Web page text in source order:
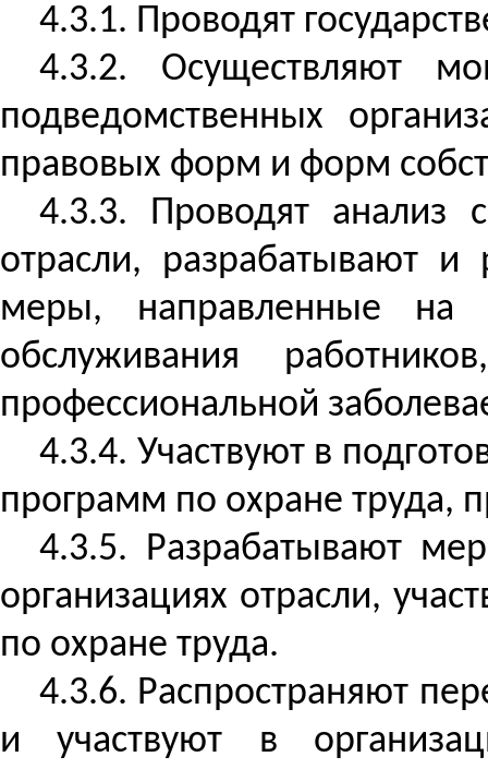
4.3.1. Проводят
4.3.2. Осуществляют
подведомственных
правовых форм и форм
4.3.3. Проводят анализ
отрасли, разрабатывают и
меры, направленные на
обслуживания
профессиональной
4.3.4. Участвуют в
программ по охране труда,
4.3.5. Разрабатывают
организациях отрасли,
по охране труда.
4.3.6. Распространяют
и участвуют в